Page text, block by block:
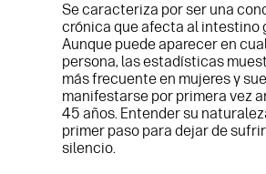
Se caracteriza por ser una
crónica que afecta al intestino
Aunque puede aparecer en
persona, las estadísticas
más frecuente en mujeres y
manifestarse por primera vez
45 años. Entender su
primer paso para dejar de
silencio.